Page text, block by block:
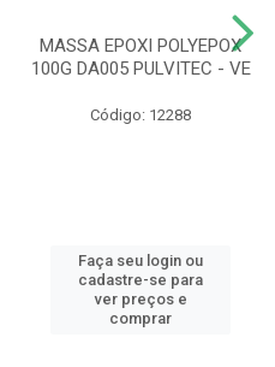
MASSA EPOXI POLYEPOX
100G DA005 PULVITEC - VE
Código: 12288
Faça seu login ou
cadastre-se para
ver preços e
comprar